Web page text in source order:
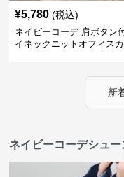
¥5,780 (税込)
ネイビーコーデ 肩ボタン
イネックニットオフィス
新
ネイビーコーデシュ